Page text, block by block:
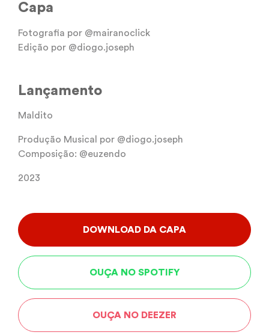
Capa
Fotografia por @mairanoclick
Edição por @diogo.joseph
Lançamento
Maldito
Produção Musical por @diogo.joseph
Composição: @euzendo
2023
DOWNLOAD DA CAPA
OUÇA NO SPOTIFY
OUÇA NO DEEZER